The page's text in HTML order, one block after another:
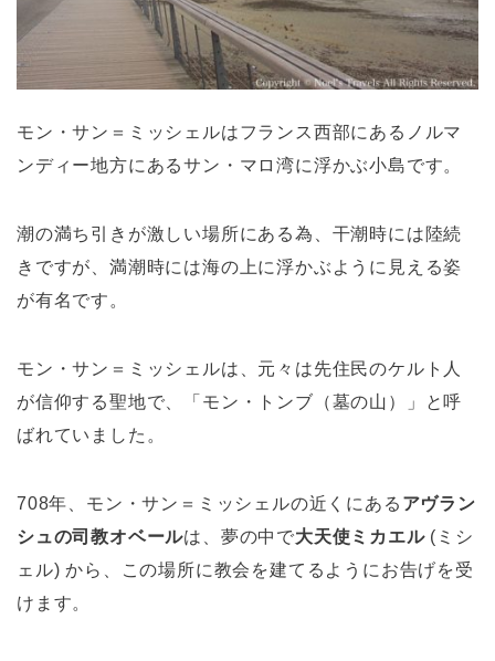
モン・サン＝ミッシェルはフランス西部にあるノルマ
ンディー地方にあるサン・マロ湾に浮かぶ小島です。
潮の満ち引きが激しい場所にある為、干潮時には陸続
きですが、満潮時には海の上に浮かぶように見える姿
が有名です。
モン・サン＝ミッシェルは、元々は先住民のケルト人
が信仰する聖地で、「モン・トンブ（墓の山）」と呼
ばれていました。
708年、モン・サン＝ミッシェルの近くにある アヴラン
シュの司教オベールは、夢の中で大天使ミカエル(ミシ
ェル) から、この場所に教会を建てるようにお告げを受
けます。